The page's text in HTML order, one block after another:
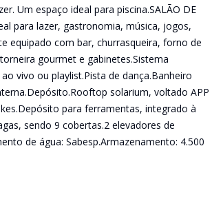
Um espaço ideal para piscina.SALÃO DE
para lazer, gastronomia, música, jogos,
equipado com bar, churrasqueira, forno de
gourmet e gabinetes.Sistema
vivo ou playlist.Pista de dança.Banheiro
solarium, voltado APP
para ferramentas, integrado à
sendo 9 cobertas.2 elevadores de
de água: Sabesp.Armazenamento: 4.500